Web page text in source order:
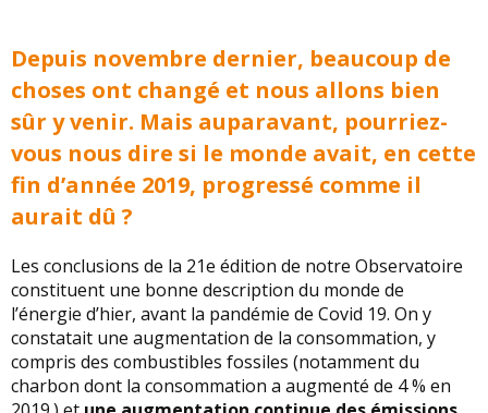
Depuis novembre dernier, beaucoup de
choses ont changé et nous allons bien
sûr y venir. Mais auparavant, pourriez-
vous nous dire si le monde avait, en cette
fin d’année 2019, progressé comme il
aurait dû ?
Les conclusions de la 21e édition de notre Observatoire
constituent une bonne description du monde de
l’énergie d’hier, avant la pandémie de Covid 19. On y
constatait une augmentation de la consommation, y
compris des combustibles fossiles (notamment du
charbon dont la consommation a augmenté de 4 % en